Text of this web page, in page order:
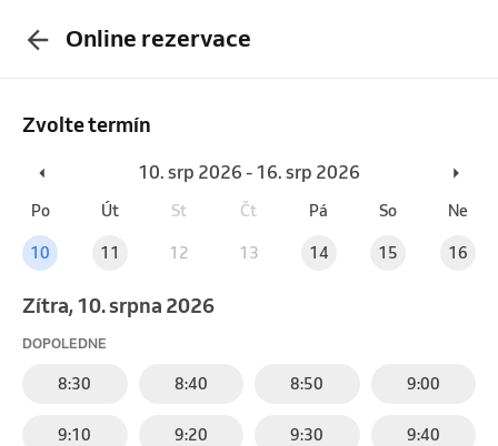
Online rezervace
Zvolte termín
10. srp 2026 - 16. srp 2026
Po Út St Čt Pá So Ne
10 11 12 13 14 15 16
Zítra, 10. srpna 2026
DOPOLEDNE
8:30 8:40 8:50 9:00
9:10 9:20 9:30 9:40